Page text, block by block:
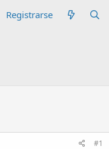
Registrarse
#1